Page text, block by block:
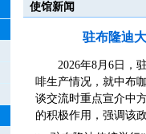
使馆新闻
驻布隆迪
2026年8月6日，
啡生产情况，就中布
谈交流时重点宣介中
的积极作用，强调该